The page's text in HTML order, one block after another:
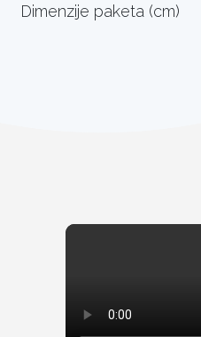
Dimenzije paketa (cm)